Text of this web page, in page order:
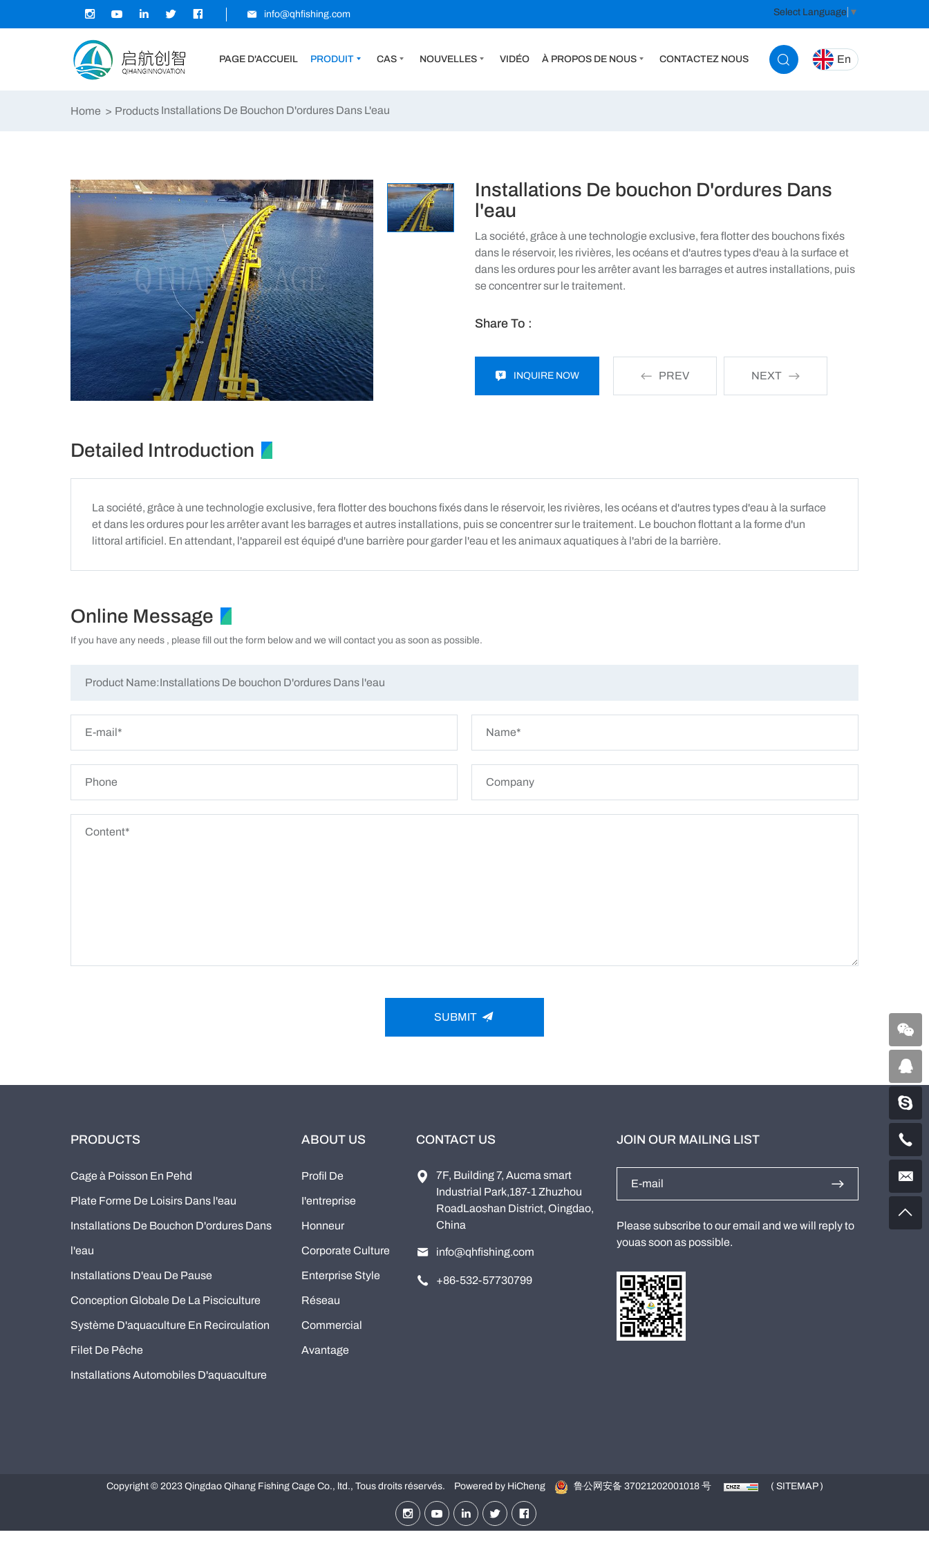
info@qhfishing.com
PAGE D'ACCUEIL PRODUIT CAS NOUVELLES VIDÉO À PROPOS DE NOUS CONTACTEZ NOUS En
Select Language ▼
Home Products Installations De Bouchon D'ordures Dans L'eau
Installations De bouchon D'ordures Dans
l'eau
La société, grâce à une technologie exclusive, fera flotter des bouchons fixés
dans le réservoir, les rivières, les océans et d'autres types d'eau à la surface et
dans les ordures pour les arrêter avant les barrages et autres installations, puis
se concentrer sur le traitement.
Share To :
INQUIRE NOW PREV NEXT
Detailed Introduction
La société, grâce à une technologie exclusive, fera flotter des bouchons fixés dans le réservoir, les rivières, les océans et d'autres types d'eau à la surface
et dans les ordures pour les arrêter avant les barrages et autres installations, puis se concentrer sur le traitement. Le bouchon flottant a la forme d'un
littoral artificiel. En attendant, l'appareil est équipé d'une barrière pour garder l'eau et les animaux aquatiques à l'abri de la barrière.
Online Message
If you have any needs , please fill out the form below and we will contact you as soon as possible.
SUBMIT
PRODUCTS
Cage à Poisson En Pehd
Plate Forme De Loisirs Dans l'eau
Installations De Bouchon D'ordures Dans
l'eau
Installations D'eau De Pause
Conception Globale De La Pisciculture
Système D'aquaculture En Recirculation
Filet De Pêche
Installations Automobiles D'aquaculture
ABOUT US
Profil De
I'entreprise
Honneur
Corporate Culture
Enterprise Style
Réseau
Commercial
Avantage
CONTACT US
7F, Building 7, Aucma smart
Industrial Park,187-1 Zhuzhou
RoadLaoshan District, Oingdao,
China
info@qhfishing.com
+86-532-57730799
JOIN OUR MAILING LIST
Please subscribe to our email and we will reply to
youas soon as possible.
Copyright © 2023 Qingdao Qihang Fishing Cage Co., ltd., Tous droits réservés. Powered by HiCheng 鲁公网安备 37021202001018 号 ( SITEMAP )